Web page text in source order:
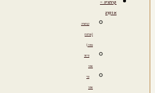
קרמציה –
אוֹפְרָה
קרמציה
(שריפת
גופה)
פיזור
אפר
כדי
אפר